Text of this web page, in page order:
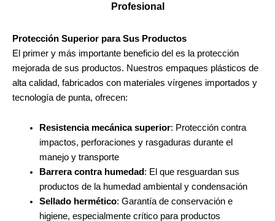
Profesional
Protección Superior para Sus Productos
El primer y más importante beneficio del es la protección
mejorada de sus productos. Nuestros empaques plásticos de
alta calidad, fabricados con materiales vírgenes importados y
tecnología de punta, ofrecen:
Resistencia mecánica superior: Protección contra
impactos, perforaciones y rasgaduras durante el
manejo y transporte
Barrera contra humedad : El que resguardan sus
productos de la humedad ambiental y condensación
Sellado hermético: Garantía de conservación e
higiene, especialmente crítico para productos